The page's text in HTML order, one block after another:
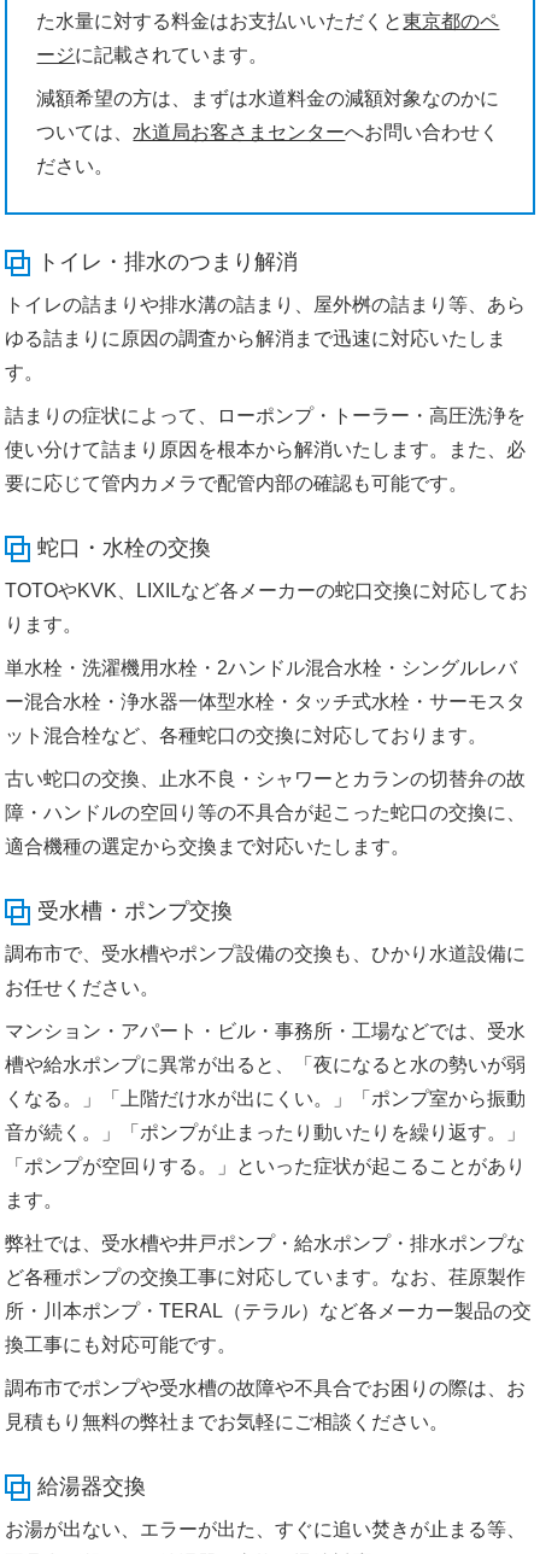
た水量に対する料金はお支払いいただくと東京都のペ
ージに記載されています。
減額希望の方は、まずは水道料金の減額対象なのかに
ついては、 水道局お客さまセンターへお問い合わせく
ださい。
トイレ・排水のつまり解消
トイレの詰まりや排水溝の詰まり、屋外桝の詰まり等、あら
ゆる詰まりに原因の調査から解消まで迅速に対応いたしま
す。
詰まりの症状によって、ローポンプ・トーラー・高圧洗浄を
使い分けて詰まり原因を根本から解消いたします。また、必
要に応じて管内カメラで配管内部の確認も可能です。
蛇口・水栓の交換
TOTOやKVK、LIXILなど各メーカーの蛇口交換に対応してお
ります。
単水栓・洗濯機用水栓・2ハンドル混合水栓・シングルレバ
ー混合水栓・浄水器一体型水栓・タッチ式水栓・サーモスタ
ット混合栓など、各種蛇口の交換に対応しております。
古い蛇口の交換、止水不良・シャワーとカランの切替弁の故
障・ハンドルの空回り等の不具合が起こった蛇口の交換に、
適合機種の選定から交換まで対応いたします。
受水槽・ポンプ交換
調布市で、受水槽やポンプ設備の交換も、ひかり水道設備に
お任せください。
マンション・アパート・ビル・事務所・工場などでは、受水
槽や給水ポンプに異常が出ると、「夜になると水の勢いが弱
くなる。」「上階だけ水が出にくい。」「ポンプ室から振動
音が続く。」「ポンプが止まったり動いたりを繰り返す。」
「ポンプが空回りする。」といった症状が起こることがあり
ます。
弊社では、受水槽や井戸ポンプ・給水ポンプ・排水ポンプな
ど各種ポンプの交換工事に対応しています。なお、荏原製作
所・川本ポンプ・TERAL（テラル）など各メーカー製品の交
換工事にも対応可能です。
調布市でポンプや受水槽の故障や不具合でお困りの際は、お
見積もり無料の弊社までお気軽にご相談ください。
給湯器交換
お湯が出ない、エラーが出た、すぐに追い焚きが止まる等、